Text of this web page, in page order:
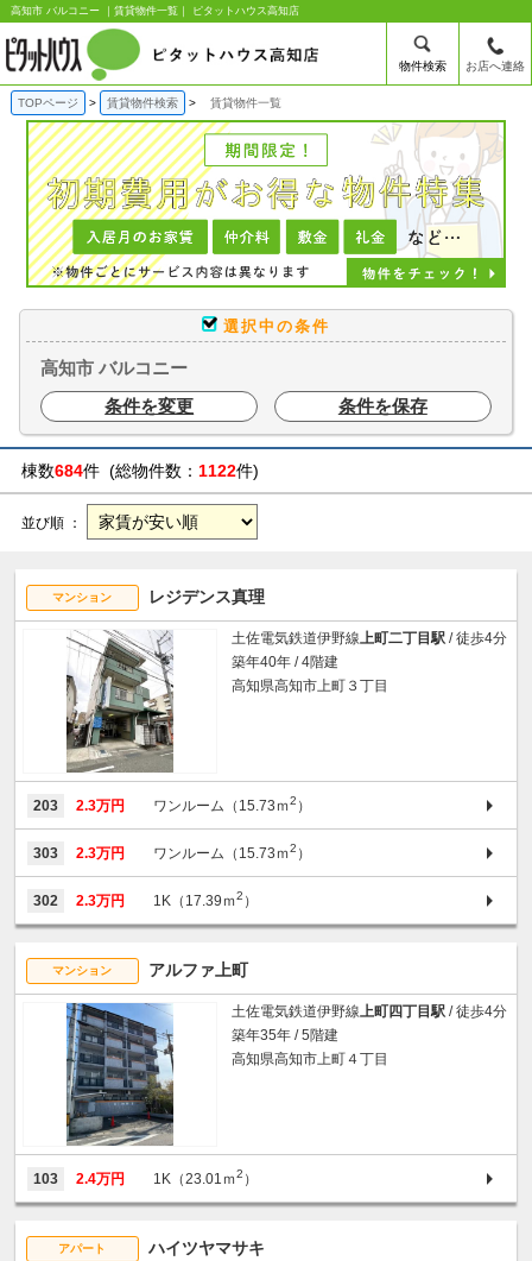
高知市 バルコニー ｜賃貸物件一覧｜ ピタットハウス高知店
物件検索 お店へ連絡
TOPページ 賃貸物件検索 賃貸物件一覧
選択中の条件
高知市 バルコニー
条件を変更
条件を保存
棟数684件 (総物件数： 1122件)
並び順 ：
マンション レジデンス真理
土佐電気鉄道伊野線上町二丁目駅 / 徒歩4分
築年40年 / 4階建
高知県高知市上町３丁目
203 2.3万円 ワンルーム（15.73ｍ2 ）
303 2.3万円 ワンルーム（15.73ｍ2 ）
302 2.3万円 1K（17.39ｍ2 ）
マンション アルファ上町
土佐電気鉄道伊野線上町四丁目駅 / 徒歩4分
築年35年 / 5階建
高知県高知市上町４丁目
103 2.4万円 1K（23.01ｍ2 ）
アパート ハイツヤマサキ